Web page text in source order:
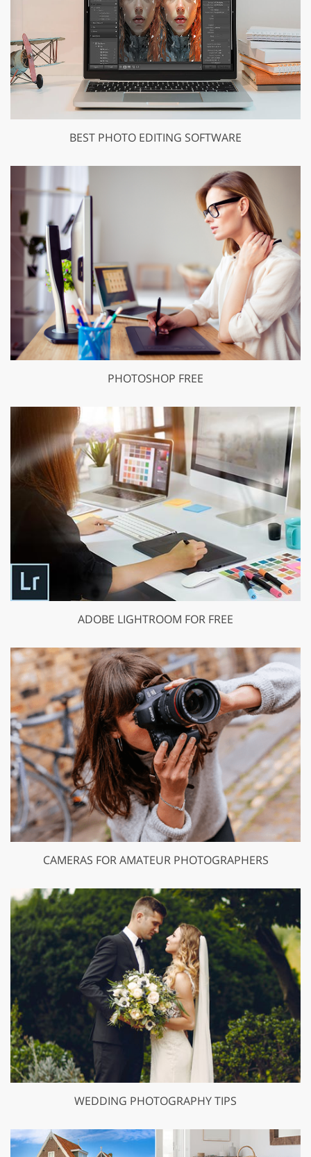
BEST PHOTO EDITING SOFTWARE
PHOTOSHOP FREE
ADOBE LIGHTROOM FOR FREE
CAMERAS FOR AMATEUR PHOTOGRAPHERS
WEDDING PHOTOGRAPHY TIPS